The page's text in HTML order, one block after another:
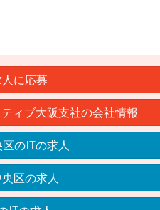
に応募
ィブ大阪支社の会社情報
のITの求人
区の求人